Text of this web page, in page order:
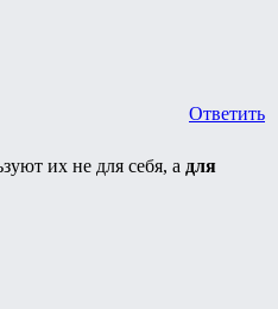
Ответить
их не для себя, а для